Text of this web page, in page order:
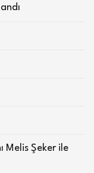
Melis Şeker ile